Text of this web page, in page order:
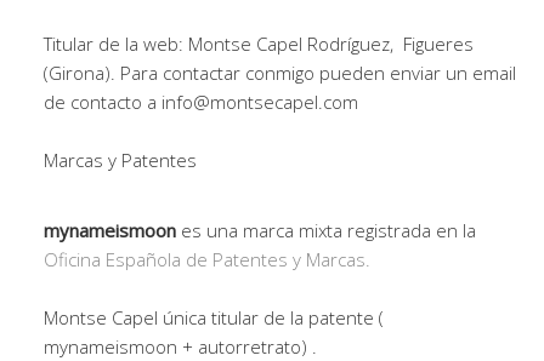
Titular de la web: Montse Capel Rodríguez, Figueres
(Girona). Para contactar conmigo pueden enviar un email
de contacto a info@montsecapel.com
Marcas y Patentes
mynameismoon es una marca mixta registrada en la
Oficina Española de Patentes y Marcas.
Montse Capel única titular de la patente (
mynameismoon + autorretrato) .